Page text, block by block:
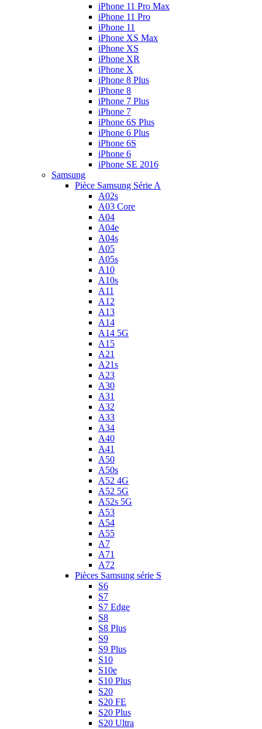
iPhone 11 Pro Max
iPhone 11 Pro
iPhone 11
iPhone XS Max
iPhone XS
iPhone XR
iPhone X
iPhone 8 Plus
iPhone 8
iPhone 7 Plus
iPhone 7
iPhone 6S Plus
iPhone 6 Plus
iPhone 6S
iPhone 6
iPhone SE 2016
Samsung
Pièce Samsung Série A
A02s
A03 Core
A04
A04e
A04s
A05
A05s
A10
A10s
A11
A12
A13
A14
A14 5G
A15
A21
A21s
A23
A30
A31
A32
A33
A34
A40
A41
A50
A50s
A52 4G
A52 5G
A52s 5G
A53
A54
A55
A7
A71
A72
Pièces Samsung série S
S6
S7
S7 Edge
S8
S8 Plus
S9
S9 Plus
S10
S10e
S10 Plus
S20
S20 FE
S20 Plus
S20 Ultra